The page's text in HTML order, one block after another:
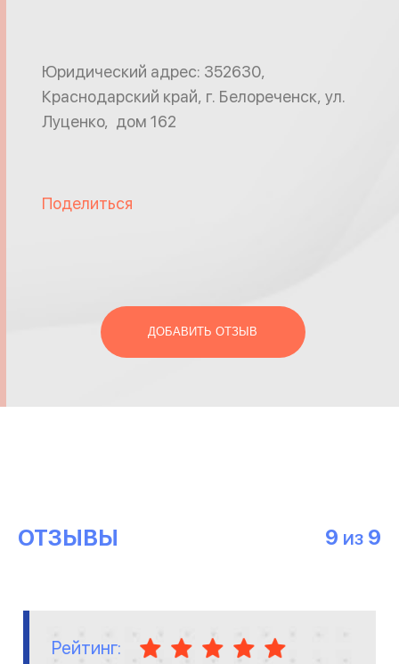
Юридический адрес: 352630,
Краснодарский край, г. Белореченск, ул.
Луценко, дом 162
Поделиться
ДОБАВИТЬ ОТЗЫВ
ОТЗЫВЫ 9 ИЗ 9
Рейтинг: